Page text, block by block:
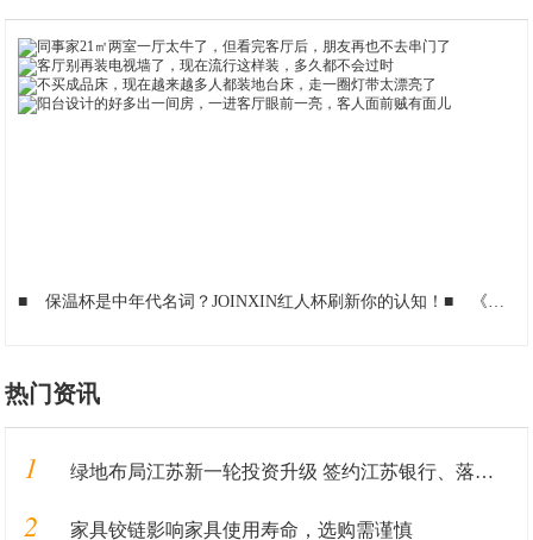
■ 保温杯是中年代名词？JOINXIN红人杯刷新你的认知！■ 《祝福武汉与你有关》
热门资讯
1 绿地布局江苏新一轮投资升级 签约江苏银行、落地重大产业
2 家具铰链影响家具使用寿命，选购需谨慎